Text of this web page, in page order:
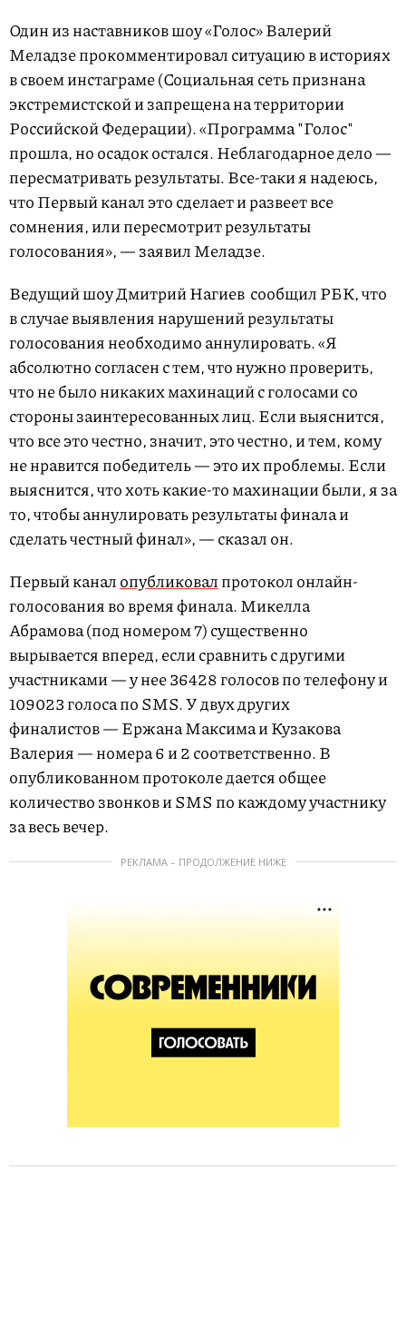
Один из наставников шоу «Голос» Валерий
Меладзе прокомментировал ситуацию в историях
в своем инстаграме (Социальная сеть признана
экстремистской и запрещена на территории
Российской Федерации). «Программа "Голос"
прошла, но осадок остался. Неблагодарное дело —
пересматривать результаты. Все-таки я надеюсь,
что Первый канал это сделает и развеет все
сомнения, или пересмотрит результаты
голосования», — заявил Меладзе.
Ведущий шоу Дмитрий Нагиев сообщил РБК, что
в случае выявления нарушений результаты
голосования необходимо аннулировать. «Я
абсолютно согласен с тем, что нужно проверить,
что не было никаких махинаций с голосами со
стороны заинтересованных лиц. Если выяснится,
что все это честно, значит, это честно, и тем, кому
не нравится победитель — это их проблемы. Если
выяснится, что хоть какие-то махинации были, я за
то, чтобы аннулировать результаты финала и
сделать честный финал», — сказал он.
Первый каналопубликовалпротокол онлайн-
голосования во время финала. Микелла
Абрамова (под номером 7) существенно
вырывается вперед, если сравнить с другими
участниками — у нее 36428 голосов по телефону и
109023 голоса по SMS. У двух других
финалистов — Ержана Максима и Кузакова
Валерия — номера 6 и 2 соответственно. В
опубликованном протоколе дается общее
количество звонков и SMS по каждому участнику
за весь вечер.
РЕКЛАМА – ПРОДОЛЖЕНИЕ НИЖЕ